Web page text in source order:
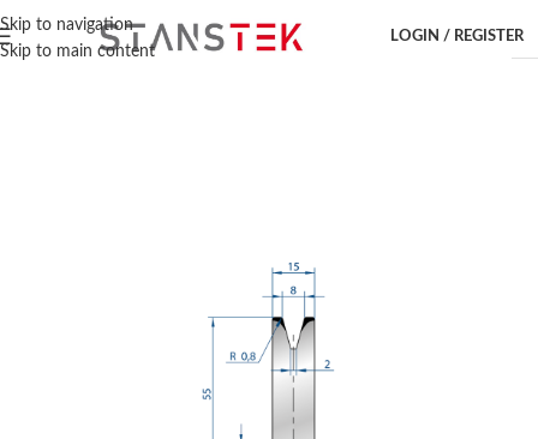
Skip to navigation
Skip to main content
LOGIN / REGISTER